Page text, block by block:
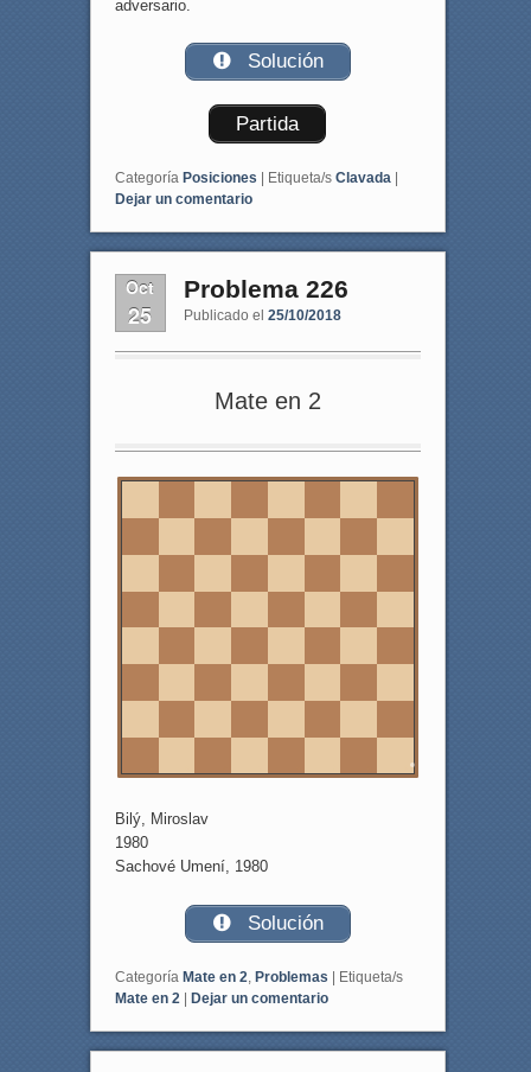
adversario.
Solución
Partida
Categoría Posiciones Etiqueta/s Clavada
Dejar un comentario
Oct
25
Problema 226
Publicado el 25/10/2018
Mate en 2
Bilý, Miroslav
1980
Sachové Umení, 1980
Solución
Categoría Mate en 2, Problemas
Etiqueta/s
Mate en 2
Dejar un comentario